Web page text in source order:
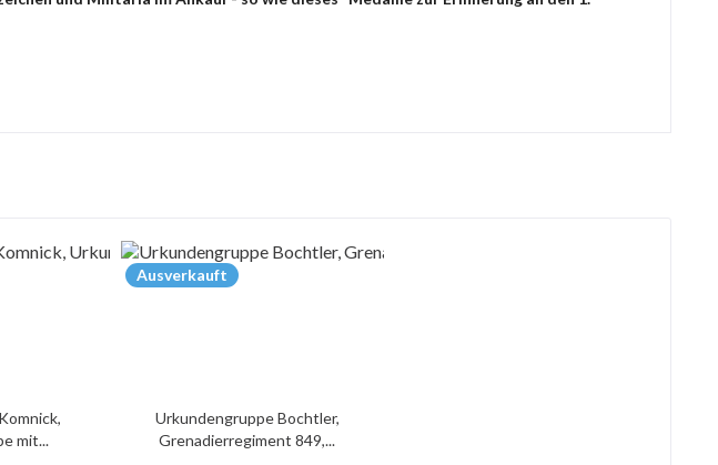
mit...
Ausverkauft
Urkundengruppe Bochtler,
Grenadierregiment 849,...